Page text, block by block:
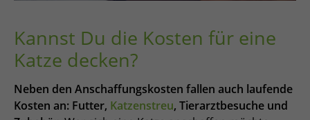
Kannst Du die Kosten für eine
Katze decken?
Neben den Anschaffungskosten fallen auch laufende
Kosten an: Futter, Katzenstreu, Tierarztbesuche und